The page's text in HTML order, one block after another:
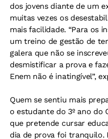
dos jovens diante de um
muitas vezes os
mais facilidade. “Para os
um treino de gestão de
galera que não se
desmistificar a prova e
Enem não é inatingível”,
Quem se sentiu mais
o estudante do 3º ano do
que pretende cursar
dia de prova foi tranquilo.